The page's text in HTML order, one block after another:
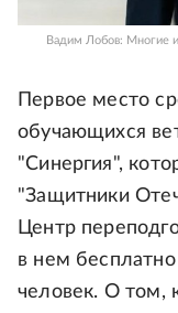
Вадим Лобов: Многие
Первое место
обучающихся
"Синергия",
"Защитники
Центр
в нем
человек. О том,